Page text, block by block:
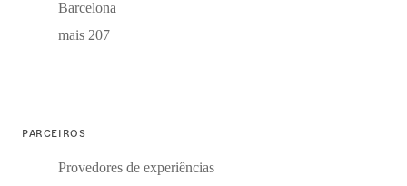
Barcelona
mais 207
PARCEIROS
Provedores de experiências